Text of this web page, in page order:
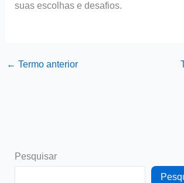
suas escolhas e desafios.
← Termo anterior
Pesquisar